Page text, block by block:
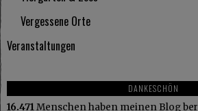
Vergessene Orte
Veranstaltungen
DANKESCHÖN
16.471Menschen haben meinen Blog